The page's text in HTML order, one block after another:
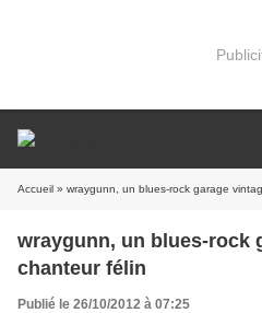
Accueil » wraygunn, un blues-rock garage
wraygunn, un blues-rock
chanteur félin
Publié le 26/10/2012 à 07:25